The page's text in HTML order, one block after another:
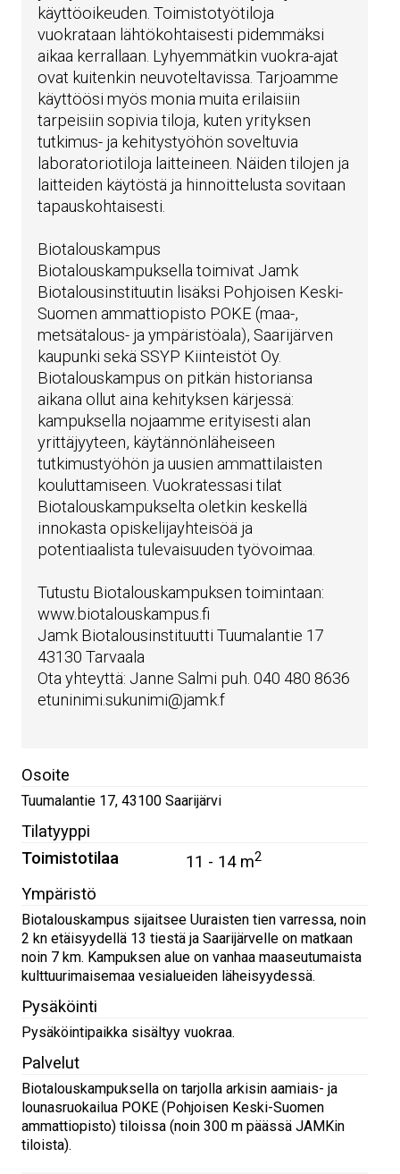
käyttöoikeuden. Toimistotyötiloja
vuokrataan lähtökohtaisesti pidemmäksi
aikaa kerrallaan. Lyhyemmätkin vuokra-ajat
ovat kuitenkin neuvoteltavissa. Tarjoamme
käyttöösi myös monia muita erilaisiin
tarpeisiin sopivia tiloja, kuten yrityksen
tutkimus- ja kehitystyöhön soveltuvia
laboratoriotiloja laitteineen. Näiden tilojen ja
laitteiden käytöstä ja hinnoittelusta sovitaan
tapauskohtaisesti.
Biotalouskampus
Biotalouskampuksella toimivat Jamk
Biotalousinstituutin lisäksi Pohjoisen Keski-
Suomen ammattiopisto POKE (maa-,
metsätalous- ja ympäristöala), Saarijärven
kaupunki sekä SSYP Kiinteistöt Oy.
Biotalouskampus on pitkän historiansa
aikana ollut aina kehityksen kärjessä:
kampuksella nojaamme erityisesti alan
yrittäjyyteen, käytännönläheiseen
tutkimustyöhön ja uusien ammattilaisten
kouluttamiseen. Vuokratessasi tilat
Biotalouskampukselta oletkin keskellä
innokasta opiskelijayhteisöä ja
potentiaalista tulevaisuuden työvoimaa.
Tutustu Biotalouskampuksen toimintaan:
www.biotalouskampus.fi
Jamk Biotalousinstituutti Tuumalantie 17
43130 Tarvaala
Ota yhteyttä: Janne Salmi puh. 040 480 8636
etuninimi.sukunimi@jamk.f
Osoite
Tuumalantie 17, 43100 Saarijärvi
Tilatyyppi
Toimistotilaa
11 - 14 m2
Ympäristö
Biotalouskampus sijaitsee Uuraisten tien varressa, noin
2 kn etäisyydellä 13 tiestä ja Saarijärvelle on matkaan
noin 7 km. Kampuksen alue on vanhaa maaseutumaista
kulttuurimaisemaa vesialueiden läheisyydessä.
Pysäköinti
Pysäköintipaikka sisältyy vuokraa.
Palvelut
Biotalouskampuksella on tarjolla arkisin aamiais- ja
lounasruokailua POKE (Pohjoisen Keski-Suomen
ammattiopisto) tiloissa (noin 300 m päässä JAMKin
tiloista).